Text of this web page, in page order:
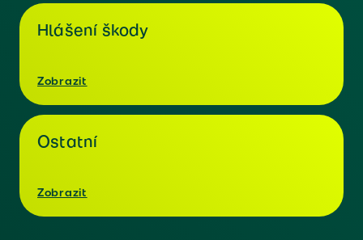
Hlášení škody
Zobrazit
Ostatní
Zobrazit